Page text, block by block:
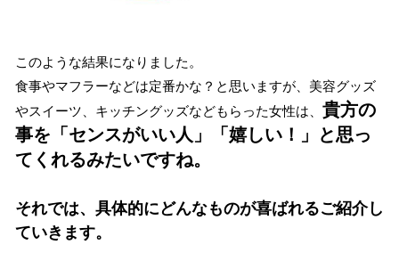
このような結果になりました。
食事やマフラーなどは定番かな？と思いますが、美容グッズ
やスイーツ、キッチングッズなどもらった女性は、 貴方の
事を「センスがいい人」「嬉しい！」と思っ
てくれるみたいですね。
それでは、具体的にどんなものが喜ばれるご紹介し
ていきます。